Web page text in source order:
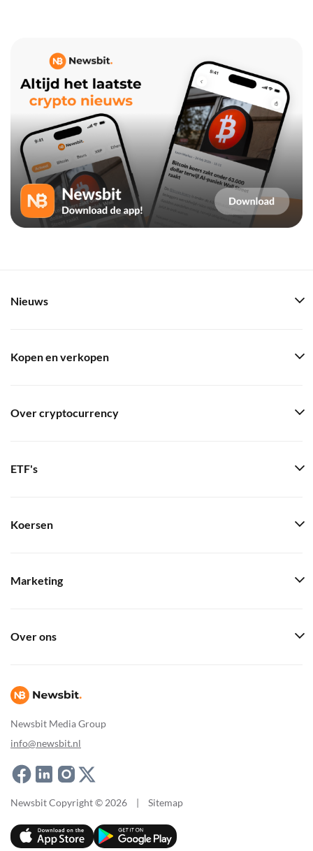
Newsbit Media Group
info@newsbit.nl
Nieuws
Kopen en verkopen
Over cryptocurrency
ETF's
Koersen
Marketing
Over ons
Newsbit Copyright © 2026 | Sitemap